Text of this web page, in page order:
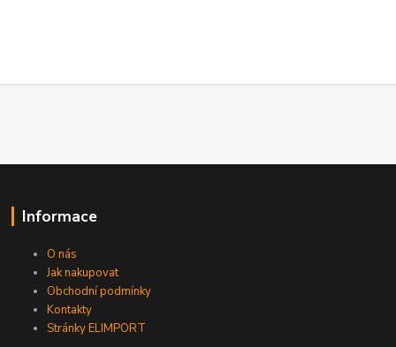
Informace
O nás
Jak nakupovat
Obchodní podmínky
Kontakty
Stránky ELIMPORT